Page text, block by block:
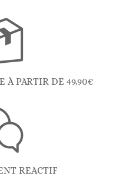
À PARTIR DE 49,90€
REACTIF